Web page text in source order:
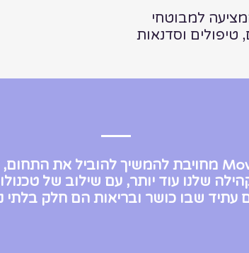
למבוטחי
שלנו עוד יותר, עם שילוב של
עתיד שבו כושר ובריאות הם חלק בלתי
מחויבת להמשיך להוביל את התחום,